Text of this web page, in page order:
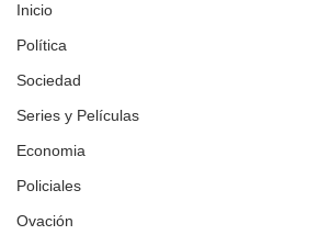
Inicio
Política
Sociedad
Series y Películas
Economia
Policiales
Ovación